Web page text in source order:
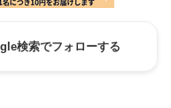
検索でフォローする